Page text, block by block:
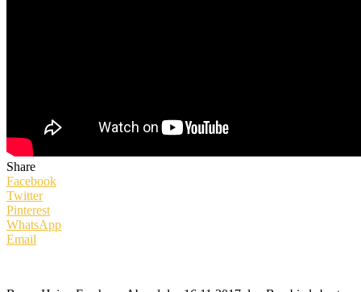
Share
Facebook
Twitter
Pinterest
WhatsApp
Email